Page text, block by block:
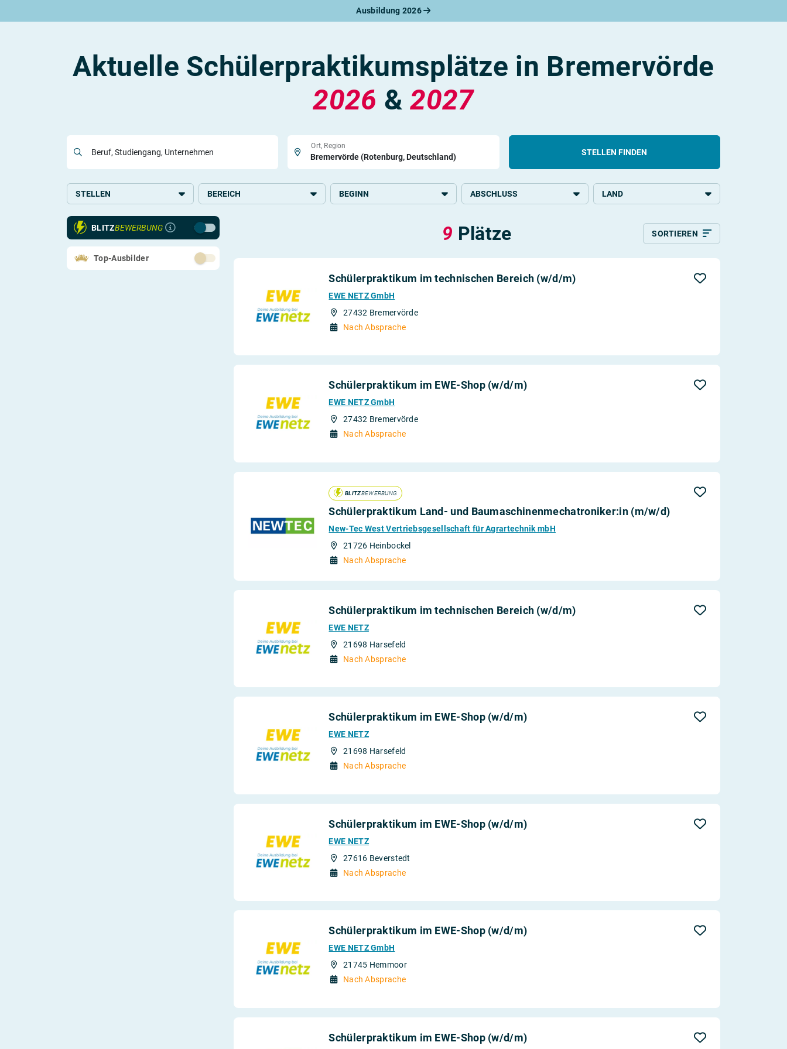
Ausbildung 2026
Rund um die Ausbildung
Alle Bundesländer
Ausbildungsbeginn
Rund um das duale Studium
Alle Orte von A-Z
Rund um Berufe
Berufe nach Themen
Alle Berufe
Schülerpraktikum
Bewerbungsratgeber
Vorlagen
Online-Bewerbung
Vorstellungsgespräch
Bewerbungs-Check
Aktuelle Schülerpraktikumsplätze in Bremervörde
2026 &2027
Beruf, Studiengang, Unternehmen
Ort, Region
STELLEN FINDEN
STELLEN
Ausbildung
Schülerpraktikum
BEREICH
Handel
Systemrelevant
Technik
Elektronik
BEGINN ABSCHLUSS LAND
Deutschland
BLITZBEWERBUNG
Top-Ausbilder
9 Plätze SORTIEREN
Schülerpraktikum im technischen Bereich (w/d/m)
EWE NETZ GmbH
27432 Bremervörde
Nach Absprache
Schülerpraktikum im EWE-Shop (w/d/m)
EWE NETZ GmbH
27432 Bremervörde
Nach Absprache
BLITZBEWERBUNG
Schülerpraktikum Land- und Baumaschinenmechatroniker:in (m/w/d)
New-Tec West Vertriebsgesellschaft für Agrartechnik mbH
21726 Heinbockel
Nach Absprache
Schülerpraktikum im technischen Bereich (w/d/m)
EWE NETZ
21698 Harsefeld
Nach Absprache
Schülerpraktikum im EWE-Shop (w/d/m)
EWE NETZ
21698 Harsefeld
Nach Absprache
Schülerpraktikum im EWE-Shop (w/d/m)
EWE NETZ
27616 Beverstedt
Nach Absprache
Schülerpraktikum im EWE-Shop (w/d/m)
EWE NETZ GmbH
21745 Hemmoor
Nach Absprache
Schülerpraktikum im EWE-Shop (w/d/m)